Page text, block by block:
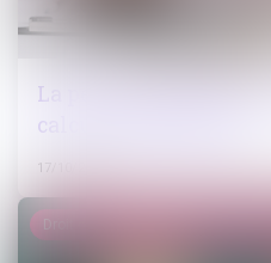
La pension
calcul et obligations
17/10/2023
Droit de la famille, des personnes